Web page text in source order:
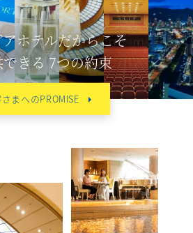
ホテルだからこそ
きる 7つの約束
まへのPROMISE